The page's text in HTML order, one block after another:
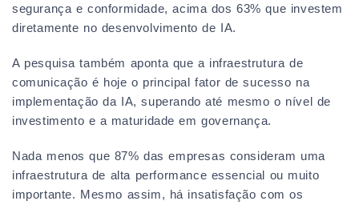
segurança e conformidade, acima dos 63% que investem
diretamente no desenvolvimento de IA.
A pesquisa também aponta que a infraestrutura de
comunicação é hoje o principal fator de sucesso na
implementação da IA, superando até mesmo o nível de
investimento e a maturidade em governança.
Nada menos que 87% das empresas consideram uma
infraestrutura de alta performance essencial ou muito
importante. Mesmo assim, há insatisfação com os